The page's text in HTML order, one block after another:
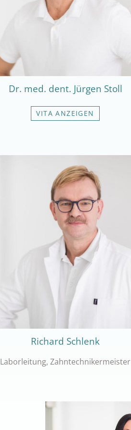
Dr. med. dent. Jürgen Stoll
VITA ANZEIGEN
Richard Schlenk
Laborleitung, Zahntechnikermeister